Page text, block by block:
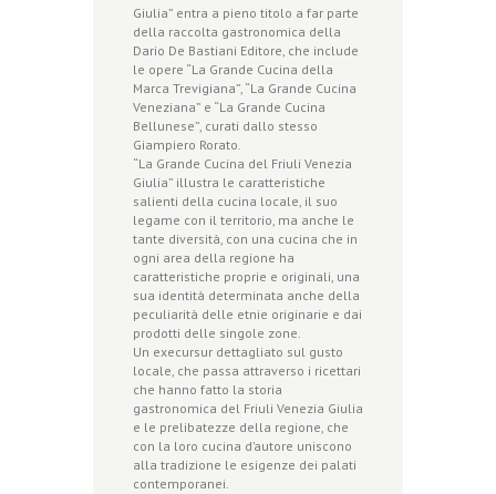
Giulia” entra a pieno titolo a far parte
della raccolta gastronomica della
Dario De Bastiani Editore, che include
le opere “La Grande Cucina della
Marca Trevigiana”, “La Grande Cucina
Veneziana” e “La Grande Cucina
Bellunese”, curati dallo stesso
Giampiero Rorato.
“La Grande Cucina del Friuli Venezia
Giulia” illustra le caratteristiche
salienti della cucina locale, il suo
legame con il territorio, ma anche le
tante diversità, con una cucina che in
ogni area della regione ha
caratteristiche proprie e originali, una
sua identità determinata anche della
peculiarità delle etnie originarie e dai
prodotti delle singole zone.
Un execursur dettagliato sul gusto
locale, che passa attraverso i ricettari
che hanno fatto la storia
gastronomica del Friuli Venezia Giulia
e le prelibatezze della regione, che
con la loro cucina d’autore uniscono
alla tradizione le esigenze dei palati
contemporanei.